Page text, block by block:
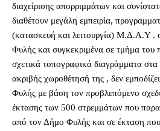
διαχείρισης απορριμμάτων και
διαθέτουν μεγάλη εμπειρία,
(κατασκευή και λειτουργία) Μ.Δ.Α.Υ
Φυλής και συγκεκριμένα σε τμήμα του
σχετικά τοπογραφικά διαγράμματα στα
ακριβής χωροθέτησή της , δεν
Φυλής με βάση τον προβλεπόμενο
έκτασης των 500 στρεμμάτων που
από τον Δήμο Φυλής και σε έκταση